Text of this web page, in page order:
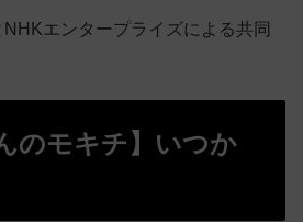
エンタープライズによる共同
のモキチ】いつか